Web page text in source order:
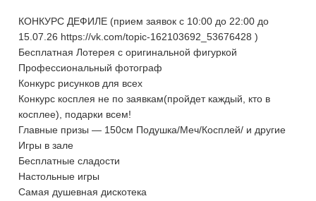
КОНКУРС ДЕФИЛЕ (прием заявок с 10:00 до 22:00 до
15.07.26 https://vk.com/topic-162103692_53676428 )
Бесплатная Лотерея с оригинальной фигуркой
Профессиональный фотограф
Конкурс рисунков для всех
Конкурс косплея не по заявкам(пройдет каждый, кто в
косплее), подарки всем!
Главные призы — 150см Подушка/Меч/Косплей/ и другие
Игры в зале
Бесплатные сладости
Настольные игры
Самая душевная дискотека